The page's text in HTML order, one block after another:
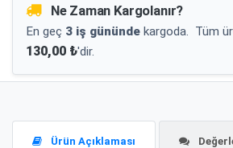
Ne Zaman Kargolanır?
En geç 3 iş gününde kargoda. Tüm
130,00 ₺'dir.
Ürün Açıklaması